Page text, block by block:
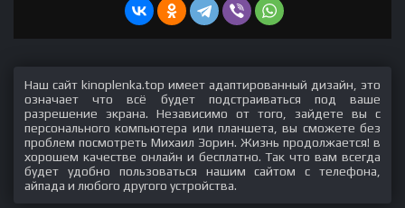
Наш сайт kinoplenka.top имеет адаптированный дизайн, это
означает что всё будет подстраиваться под ваше
разрешение экрана. Независимо от того, зайдете вы с
персонального компьютера или планшета, вы сможете без
проблем посмотреть Михаил Зорин. Жизнь продолжается! в
хорошем качестве онлайн и бесплатно. Так что вам всегда
будет удобно пользоваться нашим сайтом с телефона,
айпада и любого другого устройства.